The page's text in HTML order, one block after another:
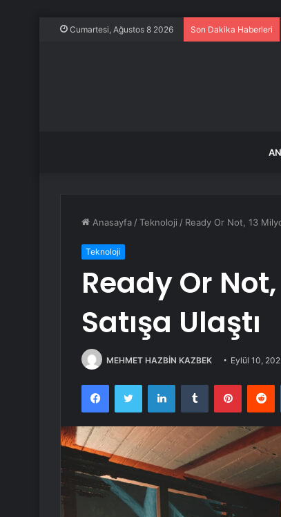
Cumartesi, Ağustos 8 2026 Son Dakika Haberleri
Anasayfa /Teknoloji / Ready Or Not, 13
Teknoloji
Ready Or
Satışa Ulaştı
MEHMET HAZBİN KAZBEK Eylül 10,
FacebookTwitter LinkedInTumblr Pinterest